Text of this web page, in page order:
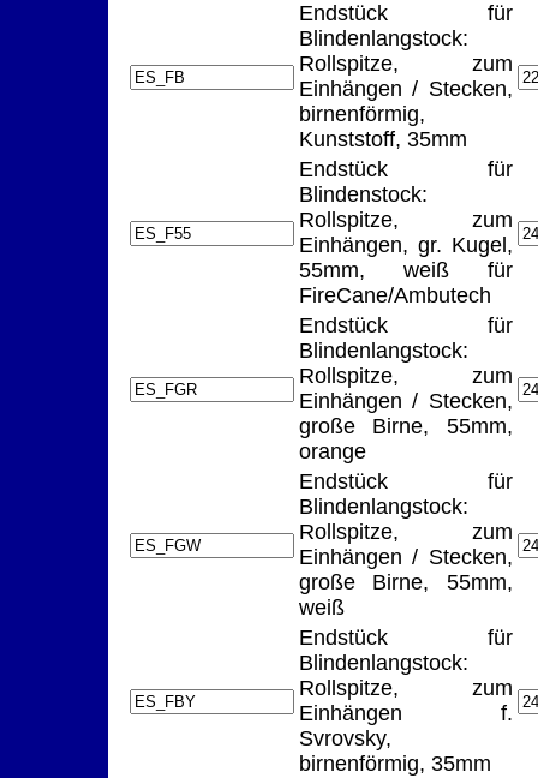
Endstück für
Blindenlangstock:
Rollspitze, zum
Einhängen / Stecken,
birnenförmig,
Kunststoff, 35mm
Endstück für
Blindenstock:
Rollspitze, zum
Einhängen, gr. Kugel,
55mm, weiß für
FireCane/Ambutech
Endstück für
Blindenlangstock:
Rollspitze, zum
Einhängen / Stecken,
große Birne, 55mm,
orange
Endstück für
Blindenlangstock:
Rollspitze, zum
Einhängen / Stecken,
große Birne, 55mm,
weiß
Endstück für
Blindenlangstock:
Rollspitze, zum
Einhängen f.
Svrovsky,
birnenförmig, 35mm